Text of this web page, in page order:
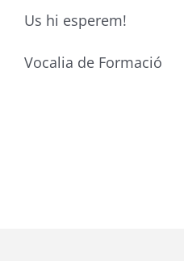
Us hi esperem!
Vocalia de Formació